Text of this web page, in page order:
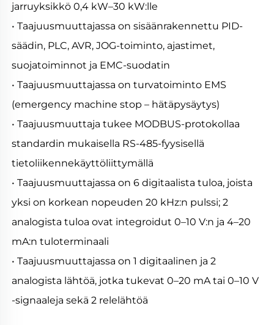
jarruyksikkö 0,4 kW–30 kW:lle
• Taajuusmuuttajassa on sisäänrakennettu PID-
säädin, PLC, AVR, JOG-toiminto, ajastimet,
suojatoiminnot ja EMC-suodatin
• Taajuusmuuttajassa on turvatoiminto EMS
(emergency machine stop – hätäpysäytys)
• Taajuusmuuttaja tukee MODBUS-protokollaa
standardin mukaisella RS-485-fyysisellä
tietoliikennekäyttöliittymällä
• Taajuusmuuttajassa on 6 digitaalista tuloa, joista
yksi on korkean nopeuden 20 kHz:n pulssi; 2
analogista tuloa ovat integroidut 0–10 V:n ja 4–20
mA:n tuloterminaali
• Taajuusmuuttajassa on 1 digitaalinen ja 2
analogista lähtöä, jotka tukevat 0–20 mA tai 0–10 V
-signaaleja sekä 2 relelähtöä